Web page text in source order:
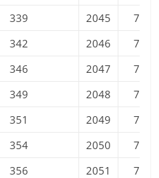
339 2045
763
342 2046
767
346 2047
770
349 2048
774
351 2049
777
354 2050
780
356 2051
783